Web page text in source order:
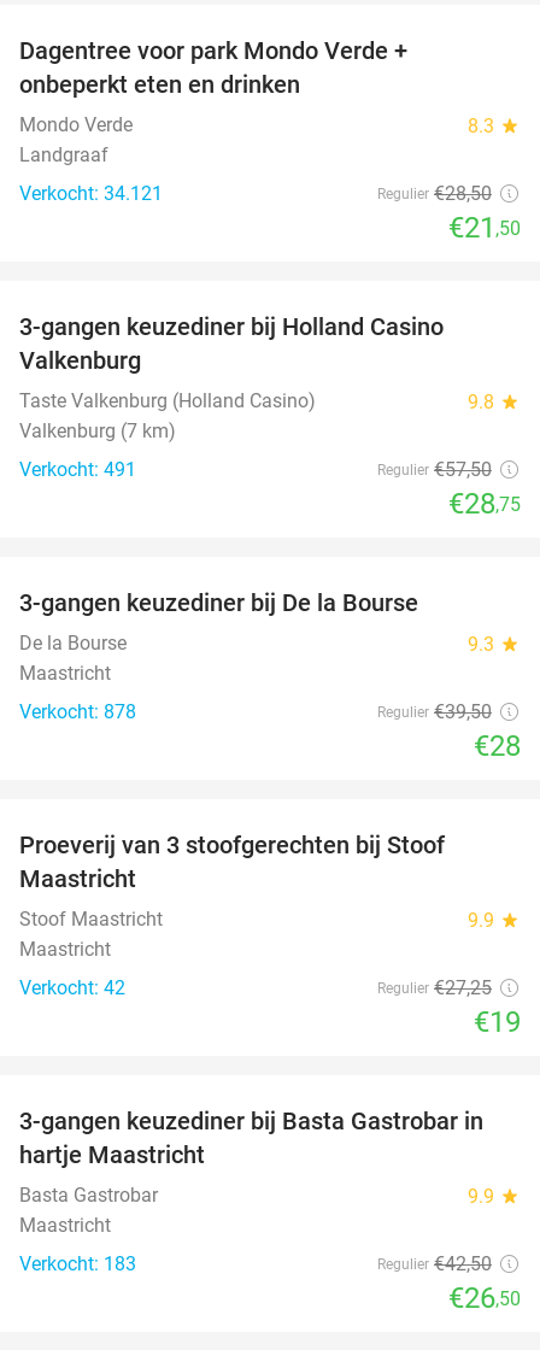
Dagentree voor park Mondo Verde +
onbeperkt eten en drinken
Mondo Verde 8.3 star
Landgraaf
Verkocht: 34.121
Regulier €28,50
€21 ,50
3-gangen keuzediner bij Holland Casino
Valkenburg
Taste Valkenburg (Holland Casino) 9.8 star
Valkenburg (7 km)
Verkocht: 491
Regulier €57,50
€28,75
3-gangen keuzediner bij De la Bourse
De la Bourse 9.3 star
Maastricht
Verkocht: 878
Regulier €39,50
€28
Proeverij van 3 stoofgerechten bij Stoof
Maastricht
Stoof Maastricht 9.9 star
Maastricht
Verkocht: 42
Regulier €27,25
€19
38%
3-gangen keuzediner bij Basta Gastrobar in
hartje Maastricht
Basta Gastrobar 9.9 star
Maastricht
Verkocht: 183
Regulier €42,50
€26,50